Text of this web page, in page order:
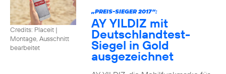
Credits: Placeit |
Montage, Ausschnitt
bearbeitet
„PREIS-SIEGER 2017“:
AY YILDIZ mit
Deutschlandtest-
Siegel in Gold
ausgezeichnet